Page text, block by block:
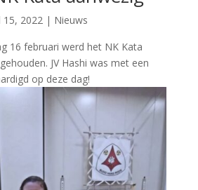
15, 2022| Nieuws
16 februari werd het NK Kata
JV Hashi was met een
op deze dag!